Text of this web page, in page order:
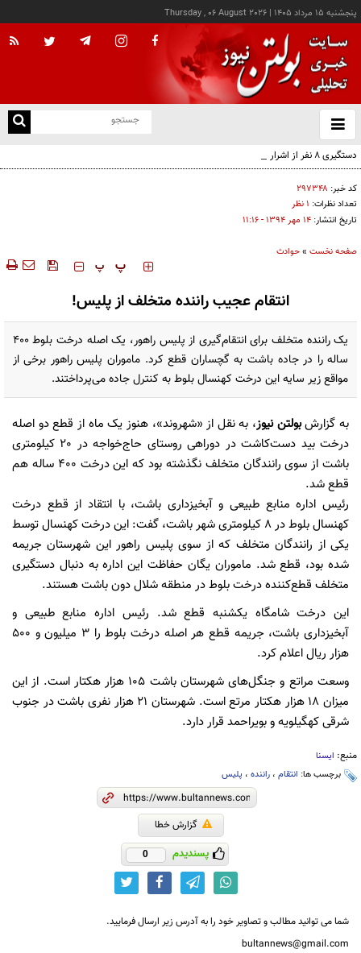
پنجشنبه ۱۵ مرداد ۱۴۰۵ |
Thursday , 06 August 2026
باز
و
دستگیری ۸ نفر از اشرار مسلح شاخص و مرتبطین گروهک‌های تروریستی
کد خبر: ۲۹۷۳۴۸
تعداد نظرات: ۱ نظر
تاریخ انتشار: ۱۴ مهر ۱۳۹۴ - ۱۱:۱۶
صفحه نخست »حوادث
‍‍‍ پ پ
انتقام عجیب راننده متخلف از پلیس!
یک راننده متخلف برای انتقام‌گیری از پلیس راهور، یک اصله درخت بلوط ٤٠٠
ساله را در جاده باشت به گچساران قطع کرد. ماموران پلیس راهور برخی از
مواقع زیر سایه این درخت کهنسال بلوط به کنترل جاده می‌پرداختند.
به گزارشبولتن نیوز، به نقل از «شهروند»، هنوز یک ماه از قطع دو اصله
درخت بید دست‌کاشت در دوراهی روستای حاج‌خواجه در 20 کیلومتری
باشت از سوی رانندگان متخلف نگذشته بود که این درخت ٤٠٠ ساله هم
قطع شد.
رئیس اداره منابع طبیعی و آبخیزداری باشت، با انتقاد از قطع درخت
کهنسال بلوط در ٨ کیلومتری شهر باشت، گفت: این درخت کهنسال توسط
یکی از رانندگان متخلف که از سوی پلیس راهور این شهرستان جریمه
شده بود، قطع شد. ماموران یگان حفاظت این اداره به دنبال دستگیری
متخلف قطع‌کننده درخت بلوط در منطقه شلال دون باشت هستند.
این درخت شامگاه یکشنبه قطع شد. رئیس اداره منابع طبیعی و
هزار ریال اعلام کرد.
وسعت مراتع و جنگل‌های شهرستان باشت ١٠٥‌ هزار هکتار است. از این
میزان ١٨ هزار هکتار مرتع است. شهرستان ٢١‌ هزار نفری باشت در جنوب‌
شرقی کهگیلویه و بویراحمد قرار دارد.
منبع: ایسنا
برچسب ها: انتقام ، راننده ، پلیس
گزارش خطا
پسندیدم 0
شما می توانید مطالب و تصاویر خود را به آدرس زیر ارسال فرمایید.
bultannews@gmail.com